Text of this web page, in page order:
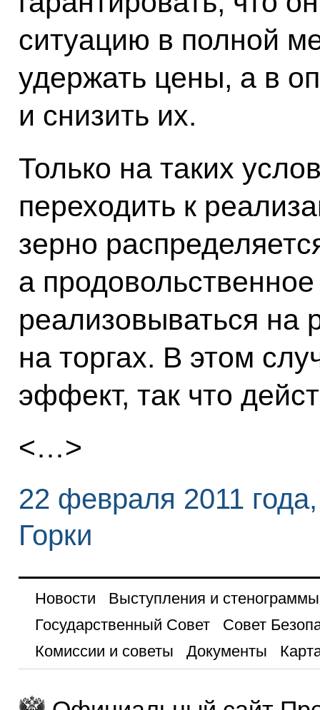
ситуацию в полной
удержать цены, а в
и снизить их.
Только на таких
переходить к
зерно
а
реализовываться на
на торгах. В этом
эффект, так что
<…>
22 февраля 2011
Горки
Новости
Выступления и стенограммы
Государственный Совет
Совет
Комиссии и советы
Документы